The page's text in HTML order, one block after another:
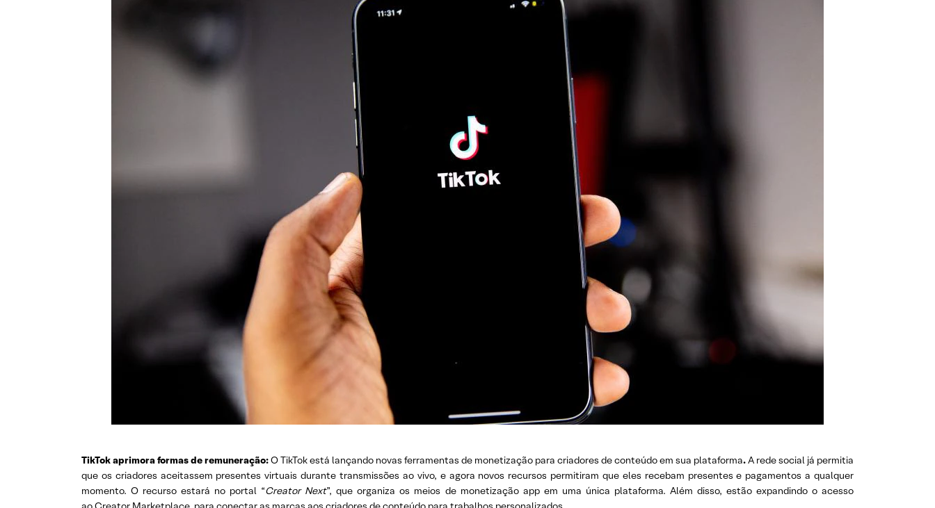
TikTok aprimora formas de remuneração:O TikTok está lançando novas ferramentas de monetização para criadores de conteúdo em sua plataforma.A rede social já permitia
que os criadores aceitassem presentes virtuais durante transmissões ao vivo, e agora novos recursos permitiram que eles recebam presentes e pagamentos a qualquer
momento. O recurso estará no portal “Creator Next”, que organiza os meios de monetização app em uma única plataforma. Além disso, estão expandindo o acesso